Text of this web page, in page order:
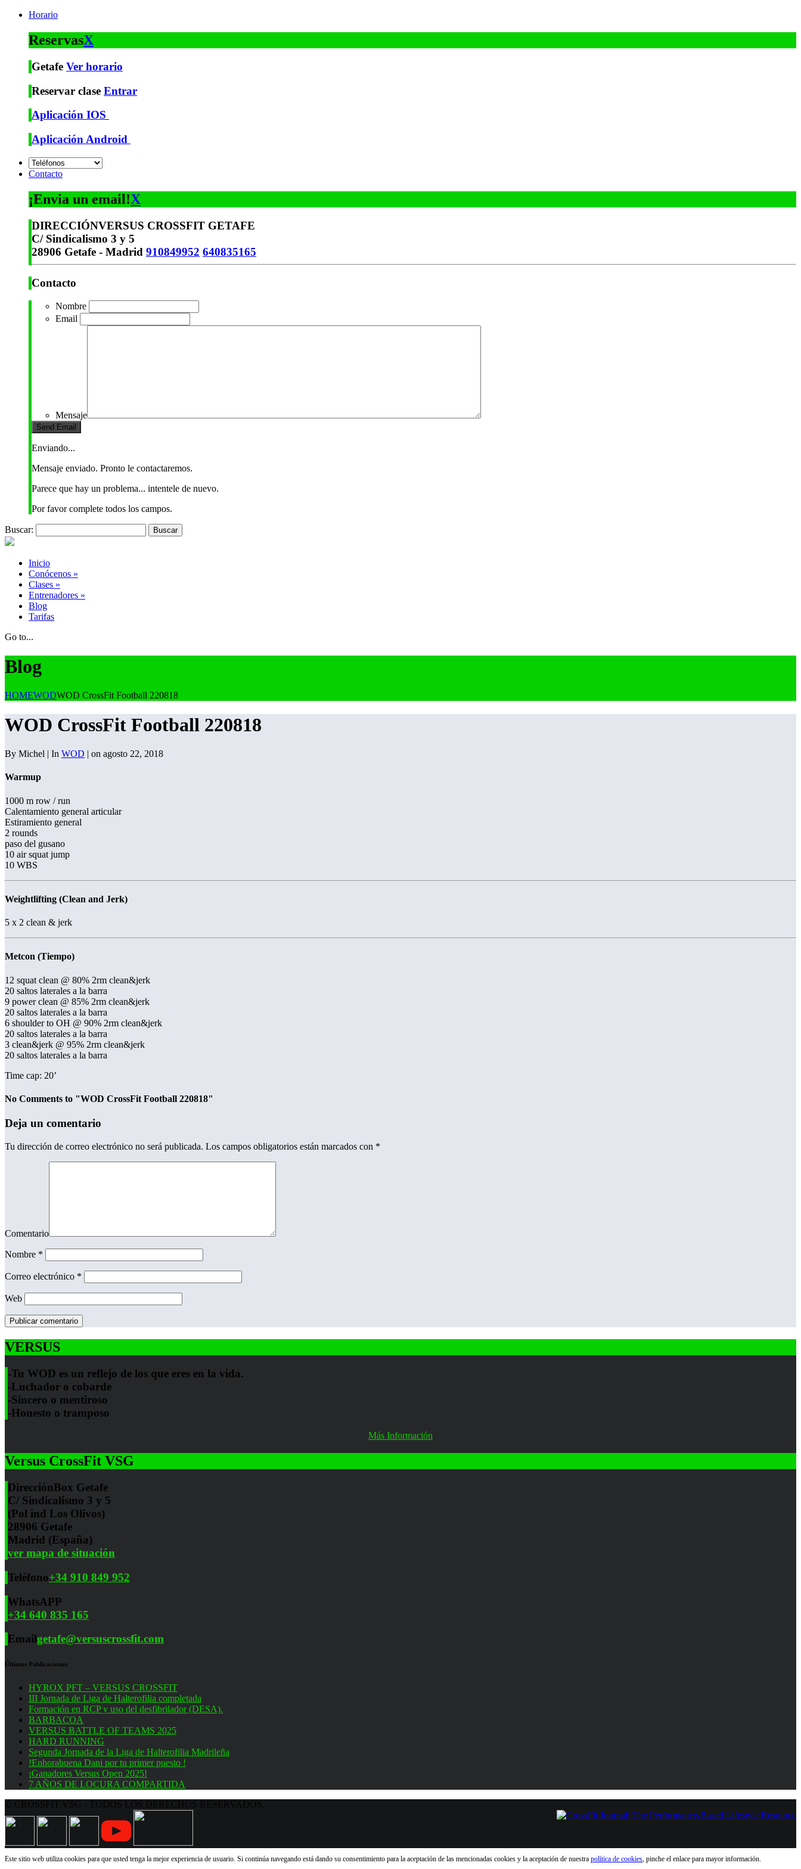
Horario
ReservasX
Getafe Ver horario
Reservar clase Entrar
Aplicación IOS
Aplicación Android
Contacto
¡Envia un email!X
DIRECCIÓNVERSUS CROSSFIT GETAFE
C/ Sindicalismo 3 y 5
28906 Getafe - Madrid 910849952 640835165
Contacto
Nombre
Email
Mensaje
Enviando...
Mensaje enviado. Pronto le contactaremos.
Parece que hay un problema... intentele de nuevo.
Por favor complete todos los campos.
Buscar:
Inicio
Conócenos »
Clases »
Entrenadores »
Blog
Tarifas
Go to...
Blog
HOMEWODWOD CrossFit Football 220818
WOD CrossFit Football 220818
By Michel | In WOD | on agosto 22, 2018
Warmup
1000 m row / run
Calentamiento general articular
Estiramiento general
2 rounds
paso del gusano
10 air squat jump
10 WBS
Weightlifting (Clean and Jerk)
5 x 2 clean & jerk
Metcon (Tiempo)
12 squat clean @ 80% 2rm clean&jerk
20 saltos laterales a la barra
9 power clean @ 85% 2rm clean&jerk
20 saltos laterales a la barra
6 shoulder to OH @ 90% 2rm clean&jerk
20 saltos laterales a la barra
3 clean&jerk @ 95% 2rm clean&jerk
20 saltos laterales a la barra
Time cap: 20’
No Comments to "WOD CrossFit Football 220818"
Deja un comentario
Tu dirección de correo electrónico no será publicada. Los campos obligatorios están marcados con *
Comentario
Nombre *
Correo electrónico *
Web
VERSUS
-Tu WOD es un reflejo de los que eres en la vida.
-Luchador o cobarde
-Sincero o mentiroso
-Honesto o tramposo
Más Información
Versus CrossFit VSG
DirecciónBox Getafe
C/ Sindicalismo 3 y 5
(Pol ind Los Olivos)
28906 Getafe
Madrid (España)
ver mapa de situación
Teléfono+34 910 849 952
WhatsAPP
+34 640 835 165
Emailgetafe@versuscrossfit.com
Últimas Publicaciones
HYROX PFT – VERSUS CROSSFIT
III Jornada de Liga de Halterofilia completada
Formación en RCP y uso del desfibrilador (DESA).
BARBACOA
VERSUS BATTLE OF TEAMS 2025
HARD RUNNING
Segunda Jornada de la Liga de Halterofilia Madrileña
!Enhorabuena Dani por tu primer puesto !
¡Ganadores Versus Open 2025!
7 AÑOS DE LOCURA COMPARTIDA
Este sitio web utiliza cookies para que usted tenga la mejor experiencia de usuario. Si continúa navegando está dando su consentimiento para la aceptación de las mencionadas cookies y la aceptación de nuestra política de cookies, pinche el enlace para mayor información.